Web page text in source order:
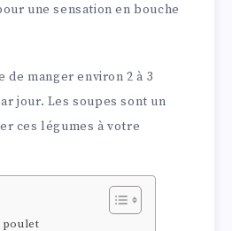
une sensation en bouche
de manger environ 2 à 3
jour. Les soupes sont un
ces légumes à votre
poulet